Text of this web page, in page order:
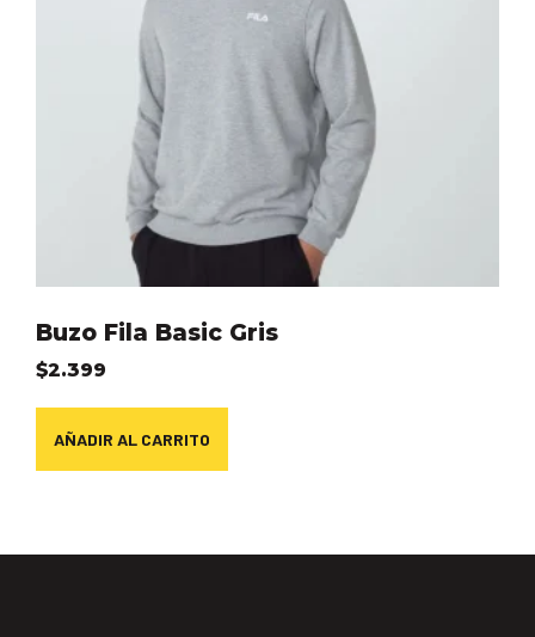
Buzo Fila Basic Gris
$2.399
AÑADIR AL CARRITO